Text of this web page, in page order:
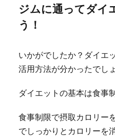
ジムに通ってダイ
う！
いかがでしたか？ダイエ
活用方法が分かったでし
ダイエットの基本は食事
食事制限で摂取カロリー
でしっかりとカロリーを